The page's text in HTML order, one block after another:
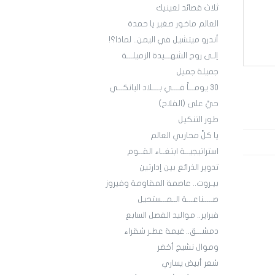
ثلاث قصائد لعينيك
العالم ماخور صغير يا حمدة
أندرو ميتشيل في اليمن.. لماذا؟!
إلـى روح الشهـــيدة الزميلـــة
جميلة جميل
30 يومـــاً فــــي بــــلاد اليانكـــي
حيَّ على (الفلاح)
طور التنكيل
يا كلَّ محاربي العالم
استراتيجيــة ابتغــاء القــوم
تدوير الذرائع بين إدارتين
بيـروت.. عاصمة المقاومة وفيروز
صـــــناعـــة الــمـــستحيل
فبراير.. مواليد الفصل السابع
دمشـــق.. غيمة عطـر شقراء
وموال نشيج أخضر
شعر أبيض يساري